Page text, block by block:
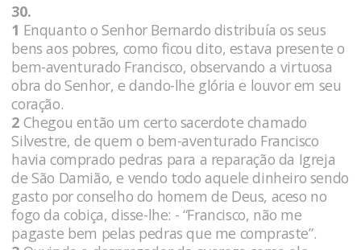
30.
1 Enquanto o Senhor Bernardo distribuía os seus
bens aos pobres, como ficou dito, estava presente o
bem-aventurado Francisco, observando a virtuosa
obra do Senhor, e dando-lhe glória e louvor em seu
coração.
2 Chegou então um certo sacerdote chamado
Silvestre, de quem o bem-aventurado Francisco
havia comprado pedras para a reparação da Igreja
de São Damião, e vendo todo aquele dinheiro sendo
gasto por conselho do homem de Deus, aceso no
fogo da cobiça, disse-lhe: - “Francisco, não me
pagaste bem pelas pedras que me compraste”.